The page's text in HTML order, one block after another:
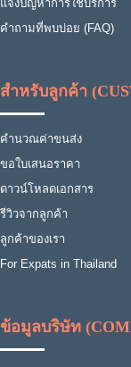
แจ้งปัญหาการใช้บริการ
คำถามที่พบบ่อย (FAQ)
สำหรับลูกค้า
คำนวณค่าขนส่ง
ขอใบเสนอราคา
ดาวน์โหลดเอกสาร
รีวิวจากลูกค้า
ลูกค้าของเรา
For Expats in Thailand
ข้อมูลบริษัท